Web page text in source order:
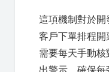
這項機制對於
客戶下單排程
需要每天手動
出警示，確保